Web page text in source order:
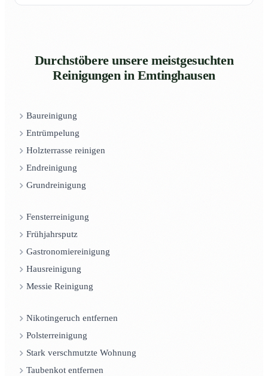
Durchstöbere unsere meistgesuchten
Reinigungen in Emtinghausen
Baureinigung
Entrümpelung
Holzterrasse reinigen
Endreinigung
Grundreinigung
Fensterreinigung
Frühjahrsputz
Gastronomiereinigung
Hausreinigung
Messie Reinigung
Nikotingeruch entfernen
Polsterreinigung
Stark verschmutzte Wohnung
Taubenkot entfernen